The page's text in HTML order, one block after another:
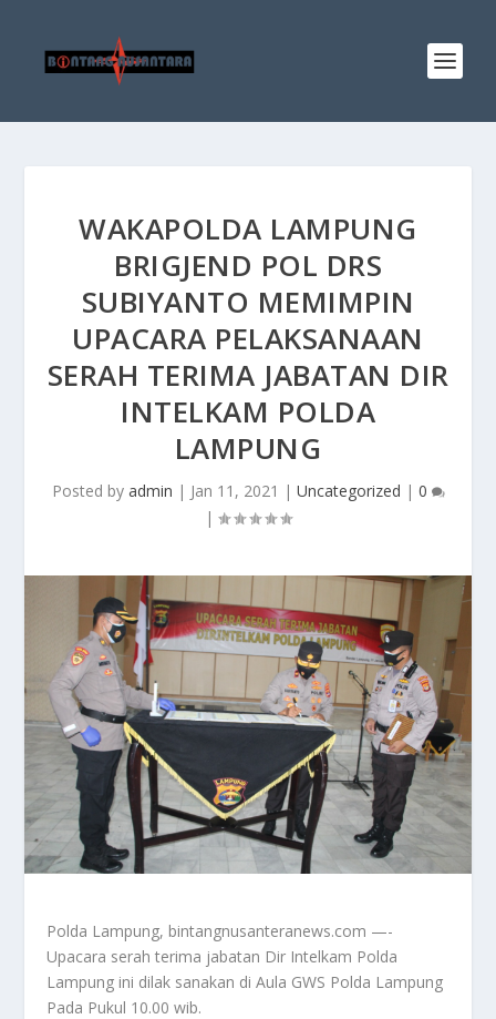
WAKAPOLDA LAMPUNG
BRIGJEND POL DRS
SUBIYANTO MEMIMPIN
UPACARA PELAKSANAAN
SERAH TERIMA JABATAN DIR
INTELKAM POLDA
LAMPUNG
Posted by admin | Jan 11, 2021 | Uncategorized | 0
|
Polda Lampung, bintangnusanteranews.com —-
Upacara serah terima jabatan Dir Intelkam Polda
Lampung ini dilak sanakan di Aula GWS Polda Lampung
Pada Pukul 10.00 wib.